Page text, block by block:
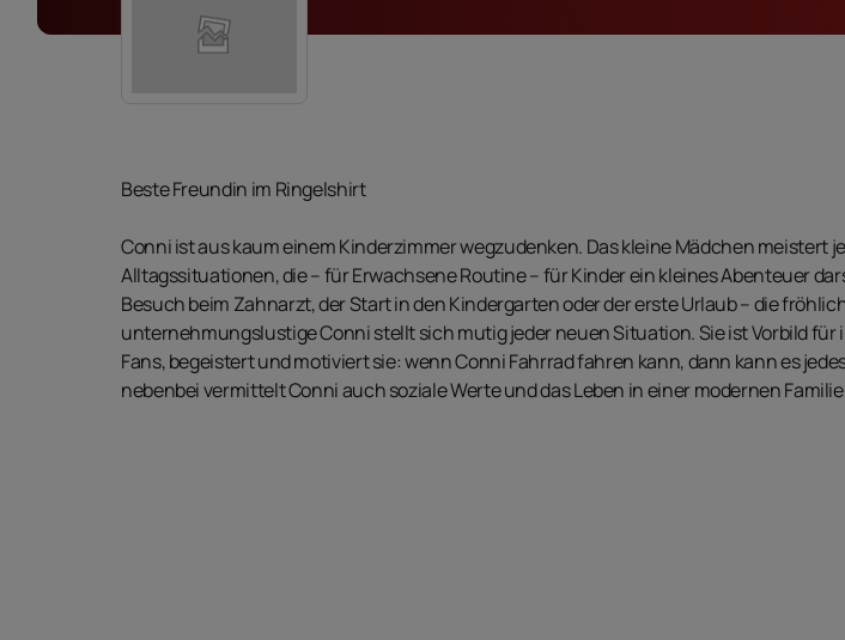
Beste Freundin im Ringelshirt
Conni ist aus kaum einem Kinderzimmer wegzudenken. Das kleine Mädchen meistert
Alltagssituationen, die – für Erwachsene Routine – für Kinder ein kleines Abenteuer
Besuch beim Zahnarzt, der Start in den Kindergarten oder der erste Urlaub – die
unternehmungslustige Conni stellt sich mutig jeder neuen Situation. Sie ist Vorbild für
Fans, begeistert und motiviert sie: wenn Conni Fahrrad fahren kann, dann kann es
nebenbei vermittelt Conni auch soziale Werte und das Leben in einer modernen